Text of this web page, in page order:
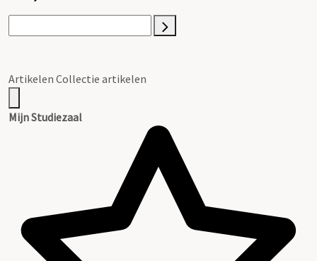
Artikelen Collectie artikelen
Mijn Studiezaal